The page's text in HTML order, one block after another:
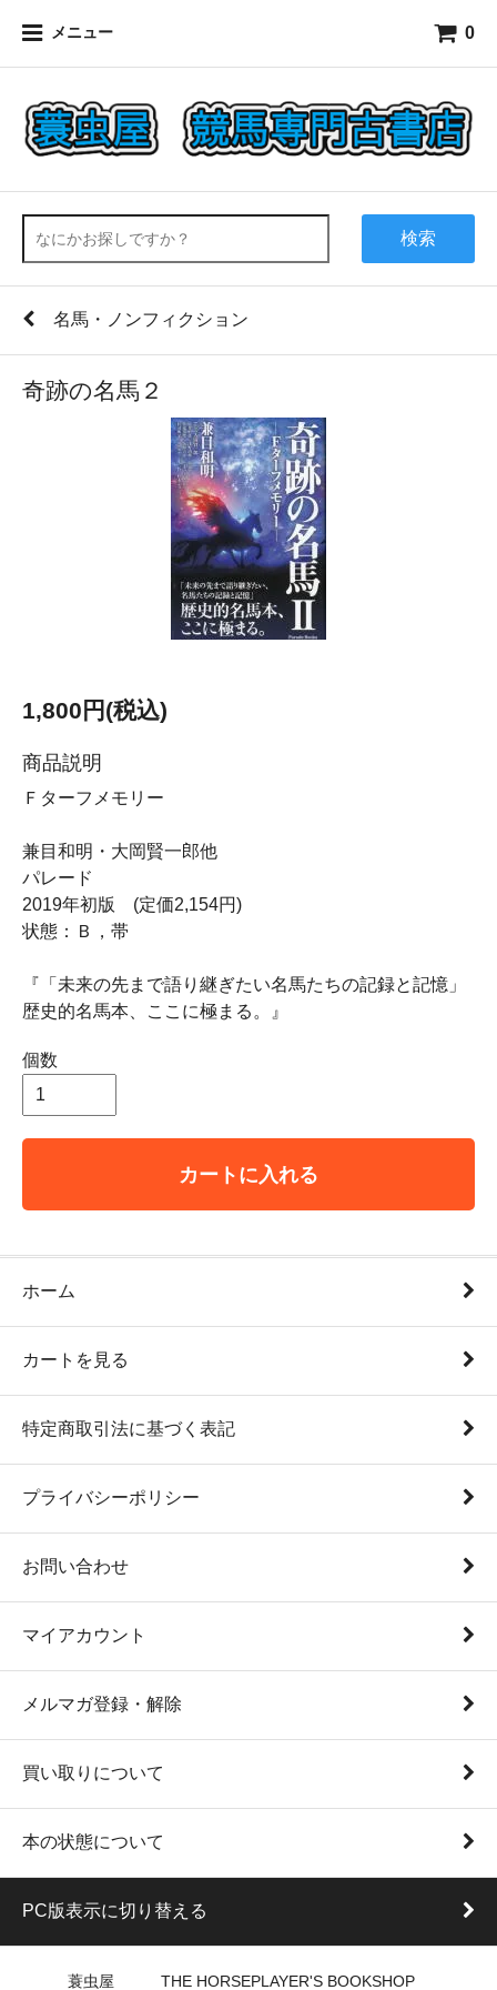
メニュー 0
検索
名馬・ノンフィクション
奇跡の名馬２
1,800円(税込)
商品説明
Ｆターフメモリー
兼目和明・大岡賢一郎他
パレード
2019年初版 (定価2,154円)
状態：Ｂ，帯
『「未来の先まで語り継ぎたい名馬たちの記録と記憶」
歴史的名馬本、ここに極まる。』
個数
カートに入れる
ホーム
カートを見る
特定商取引法に基づく表記
プライバシーポリシー
お問い合わせ
マイアカウント
メルマガ登録・解除
買い取りについて
本の状態について
PC版表示に切り替える
蓑虫屋 THE HORSEPLAYER'S BOOKSHOP